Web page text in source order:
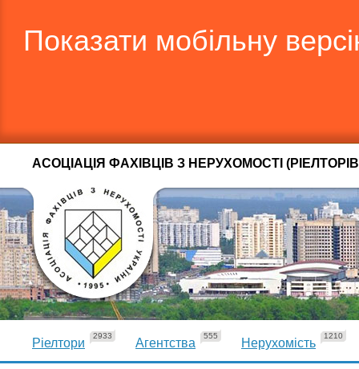
Показати мобільну
АСОЦІАЦІЯ ФАХІВЦІВ З НЕРУХОМОСТІ
Ріелтори
2933
Агентства
555
Нерухомість
1210